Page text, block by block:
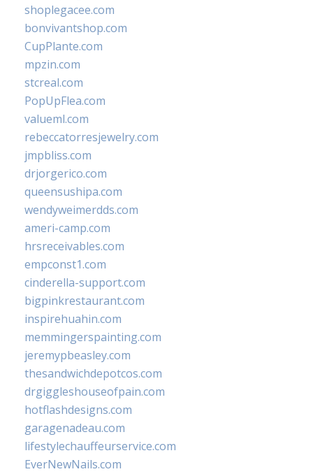
shoplegacee.com
bonvivantshop.com
CupPlante.com
mpzin.com
stcreal.com
PopUpFlea.com
valueml.com
rebeccatorresjewelry.com
jmpbliss.com
drjorgerico.com
queensushipa.com
wendyweimerdds.com
ameri-camp.com
hrsreceivables.com
empconst1.com
cinderella-support.com
bigpinkrestaurant.com
inspirehuahin.com
memmingerspainting.com
jeremypbeasley.com
thesandwichdepotcos.com
drgiggleshouseofpain.com
hotflashdesigns.com
garagenadeau.com
lifestylechauffeurservice.com
EverNewNails.com